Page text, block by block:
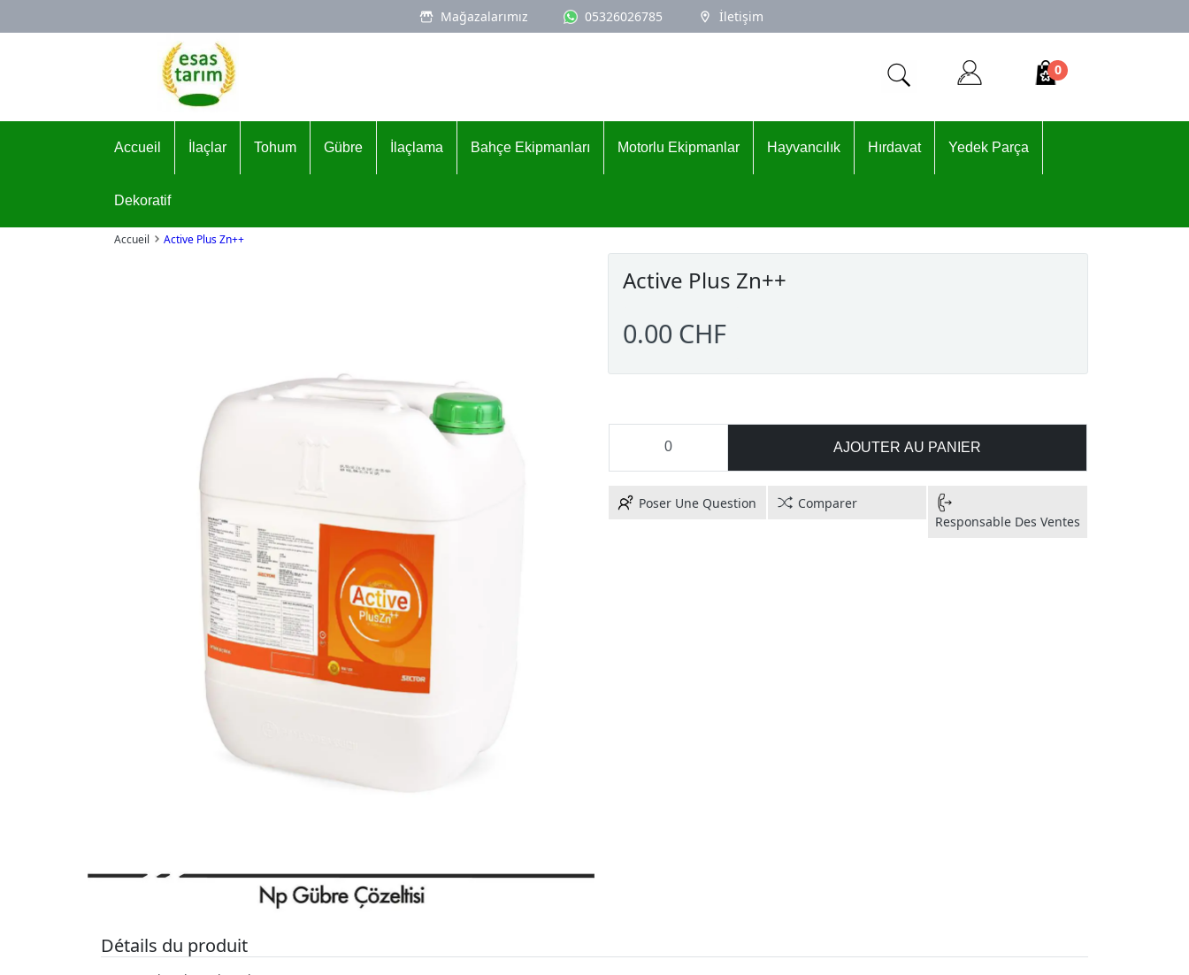
Mağazalarımız 05326026785 İletişim
Logo
0
Accueil İlaçlar Tohum Gübre İlaçlama Bahçe Ekipmanları Motorlu Ekipmanlar Hayvancılık Hırdavat Yedek Parça
Dekoratif
Accueil Active Plus Zn++
Active Plus Zn++
0.00 CHF
AJOUTER AU PANIER
Poser Une Question
Comparer
Responsable Des Ventes
Détails du produit